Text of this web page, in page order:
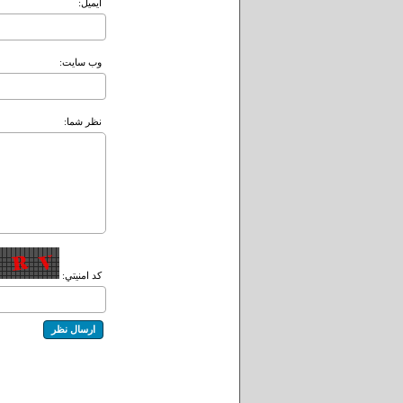
ايميل:
وب سايت:
نظر شما:
کد امنيتي: